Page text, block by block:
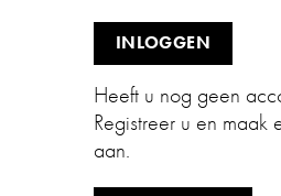
INLOGGEN
Heeft u nog geen
Registreer u en maak
aan.